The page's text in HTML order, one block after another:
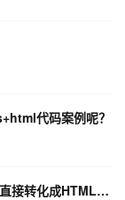
代码案例呢？
在智能化前端的过程中，想要查看导出的JSON直接转化成HTML+CSS的效果，有什么办法么？